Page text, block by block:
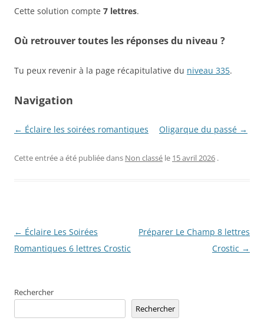
Cette solution compte 7 lettres.
Où retrouver toutes les réponses du niveau ?
Tu peux revenir à la page récapitulative du niveau 335.
Navigation
← Éclaire les soirées romantiques Oligarque du passé →
Cette entrée a été publiée dans Non classé le 15 avril 2026 .
Navigation
des
← Éclaire Les Soirées
Romantiques 6 lettres Crostic
Préparer Le Champ 8 lettres
Crostic →
Rechercher
Rechercher